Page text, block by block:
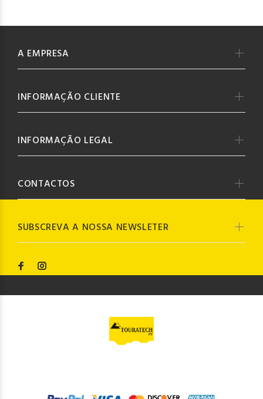
SUBSCREVA A NOSSA NEWSLETER
A EMPRESA
INFORMAÇÃO CLIENTE
INFORMAÇÃO LEGAL
CONTACTOS